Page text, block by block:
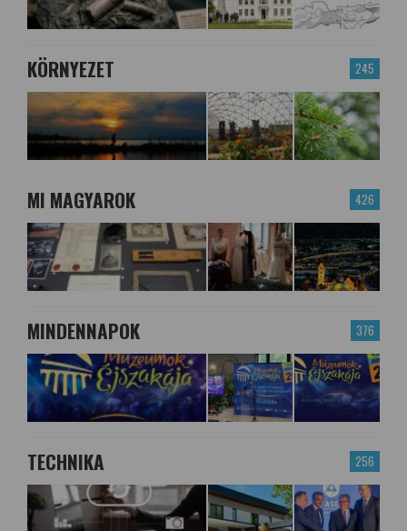
245
KÖRNYEZET
426
MI MAGYAROK
376
MINDENNAPOK
256
TECHNIKA